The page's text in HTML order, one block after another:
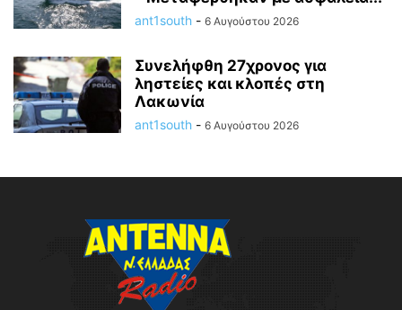
ant1south - 6 Αυγούστου 2026
Συνελήφθη 27χρονος για
ληστείες και κλοπές στη
Λακωνία
ant1south - 6 Αυγούστου 2026